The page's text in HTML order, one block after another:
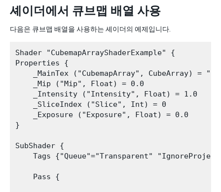
셰이더에서 큐브맵 배열 사용
다음은 큐브맵 배열을 사용하는 셰이더의 예제입니다.
Shader "CubemapArrayShaderExample" {
Properties {
_MainTex ("CubemapArray", CubeArray) = ""
    _Mip ("Mip", Float) = 0.0
    _Intensity ("Intensity", Float) = 1.0
    _SliceIndex ("Slice", Int) = 0
    _Exposure ("Exposure", Float) = 0.0
}
SubShader {
Tags {"Queue"="Transparent"
    Pass {